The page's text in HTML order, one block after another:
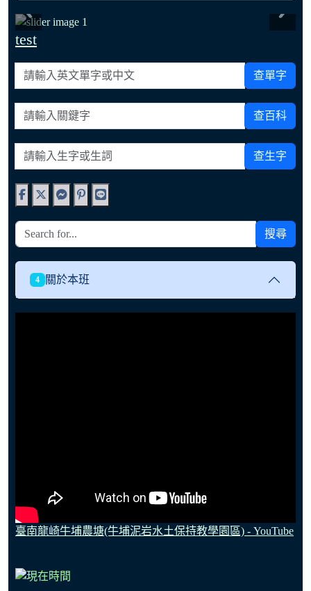
test
請輸入英文單字或中文 查單字
請輸入關鍵字 查百科
請輸入生字或生詞 查生字
搜尋
4 關於本班
臺南龍崎牛埔農塘(牛埔泥岩水土保持教學園區) - YouTube